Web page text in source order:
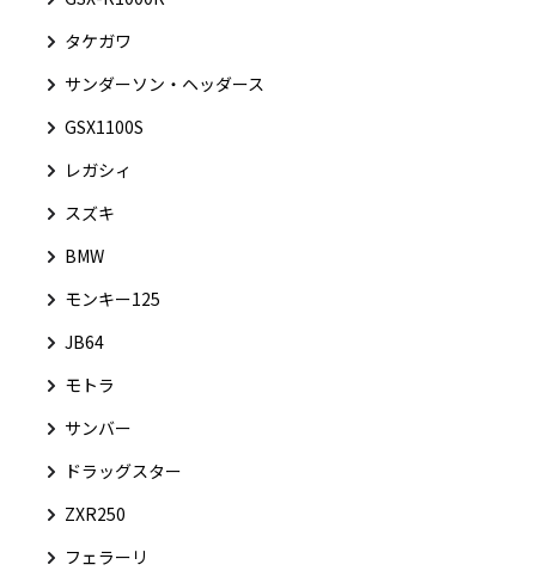
タケガワ
サンダーソン・ヘッダース
GSX1100S
レガシィ
スズキ
BMW
モンキー125
JB64
モトラ
サンバー
ドラッグスター
ZXR250
フェラーリ